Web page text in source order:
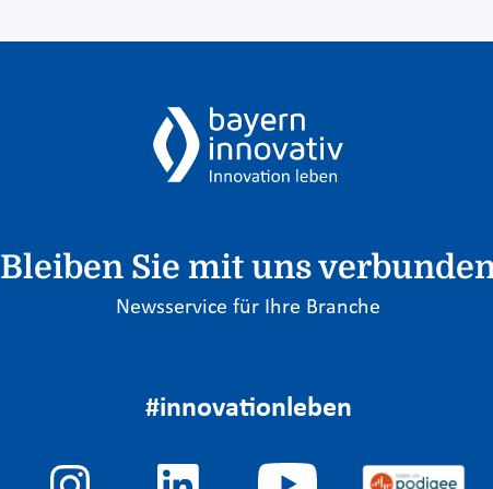
Bleiben Sie mit uns
Newsservice für Ihre Branche
#innovationleben